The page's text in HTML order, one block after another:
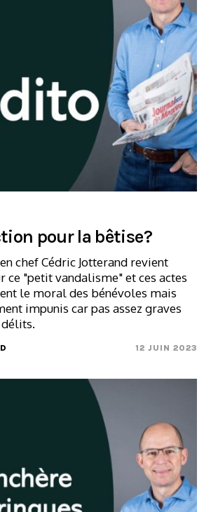
pour la bêtise?
chef Cédric Jotterand revient
ce "petit vandalisme" et ces actes
le moral des bénévoles mais
impunis car pas assez graves
12 JUIN 2023